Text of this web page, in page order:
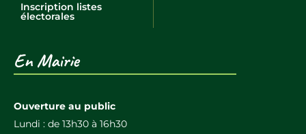
Inscription listes
électorales
En Mairie
Ouverture au public
Lundi : de 13h30 à 16h30